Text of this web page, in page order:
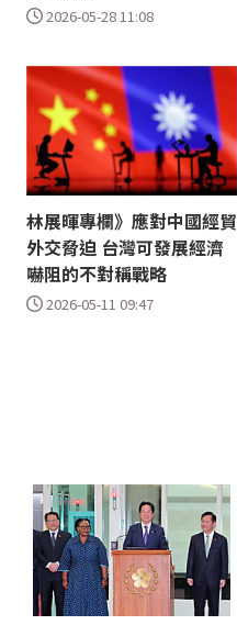
2026-05-28 11:08
林展暉專欄》應對中國經貿
外交脅迫 台灣可發展經濟
嚇阻的不對稱戰略
2026-05-11 09:47